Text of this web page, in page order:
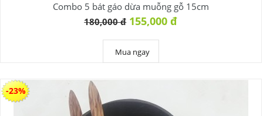
Combo 5 bát gáo dừa muỗng gỗ 15cm
180,000 đ 155,000 đ
Mua ngay
-23%